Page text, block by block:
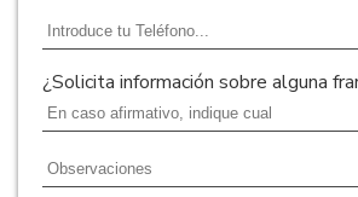
¿Solicita información sobre alguna